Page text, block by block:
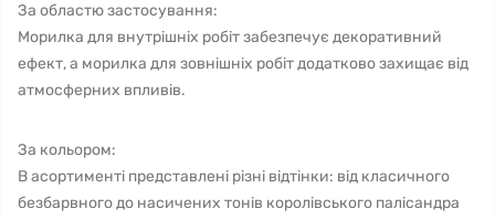
За областю застосування:
Морилка для внутрішніх робіт забезпечує декоративний
ефект, а морилка для зовнішніх робіт додатково захищає від
атмосферних впливів.
За кольором:
В асортименті представлені різні відтінки: від класичного
безбарвного до насичених тонів королівського палісандра